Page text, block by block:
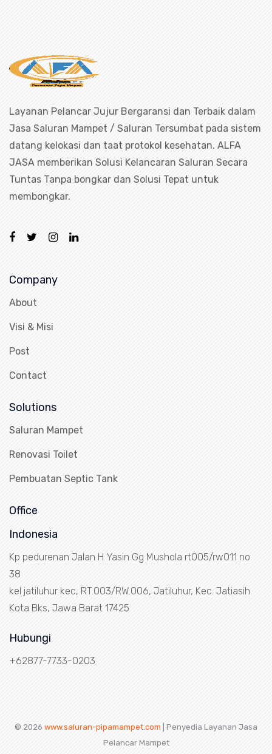
Layanan Pelancar Jujur Bergaransi dan Terbaik dalam
Jasa Saluran Mampet / Saluran Tersumbat pada sistem
datang kelokasi dan taat protokol kesehatan. ALFA
JASA memberikan Solusi Kelancaran Saluran Secara
Tuntas Tanpa bongkar dan Solusi Tepat untuk
membongkar.
Company
About
Visi & Misi
Post
Contact
Solutions
Saluran Mampet
Renovasi Toilet
Pembuatan Septic Tank
Office
Indonesia
Kp pedurenan Jalan H Yasin Gg Mushola rt005/rw011 no
38
kel jatiluhur kec, RT.003/RW.006, Jatiluhur, Kec. Jatiasih
Kota Bks, Jawa Barat 17425
Hubungi
+62877-7733-0203
© 2026 www.saluran-pipamampet.com | Penyedia Layanan Jasa
Pelancar Mampet